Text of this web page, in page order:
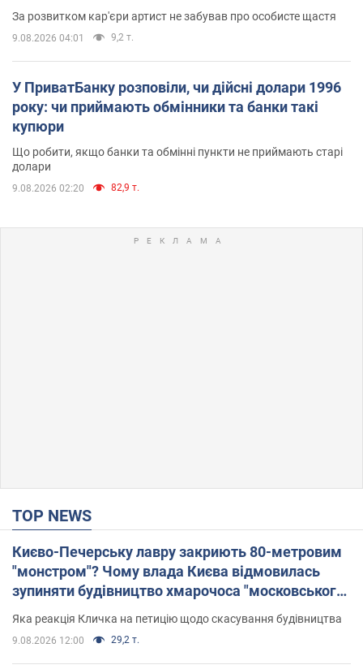
За розвитком кар'єри артист не забував про особисте щастя
9.08.2026 04:01 9,2 т.
У ПриватБанку розповіли, чи дійсні долари 1996
року: чи приймають обмінники та банки такі
купюри
Що робити, якщо банки та обмінні пункти не приймають старі
долари
9.08.2026 02:20 82,9 т.
TOP NEWS
Києво-Печерську лавру закриють 80-метровим
"монстром"? Чому влада Києва відмовилась
зупиняти будівництво хмарочоса "московського
вірянина"
Яка реакція Кличка на петицію щодо скасування будівництва
9.08.2026 12:00 29,2 т.